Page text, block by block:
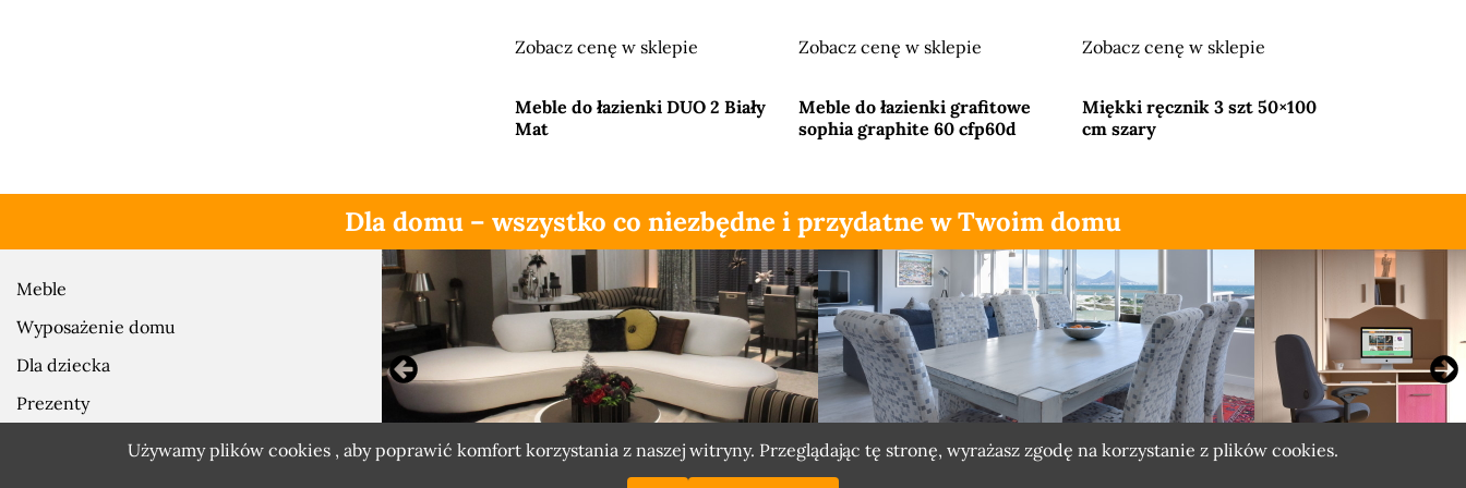
Zobacz cenę w sklepie
Meble do łazienki DUO 2 Biały
Mat
Zobacz cenę w sklepie
Meble do łazienki grafitowe
sophia graphite 60 cfp60d
Zobacz cenę w sklepie
Miękki ręcznik 3 szt 50×100
cm szary
Dla domu – wszystko co niezbędne i przydatne w Twoim domu
Meble
Wyposażenie domu
Dla dziecka
Prezenty
Zobacz równieżUżywamy plików cookies , aby poprawić komfort korzystania z naszej witryny. Przeglądając tę stronę, wyrażasz zgodę na korzystanie z plików cookies.